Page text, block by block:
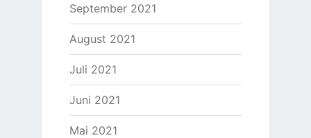
September 2021
August 2021
Juli 2021
Juni 2021
Mai 2021